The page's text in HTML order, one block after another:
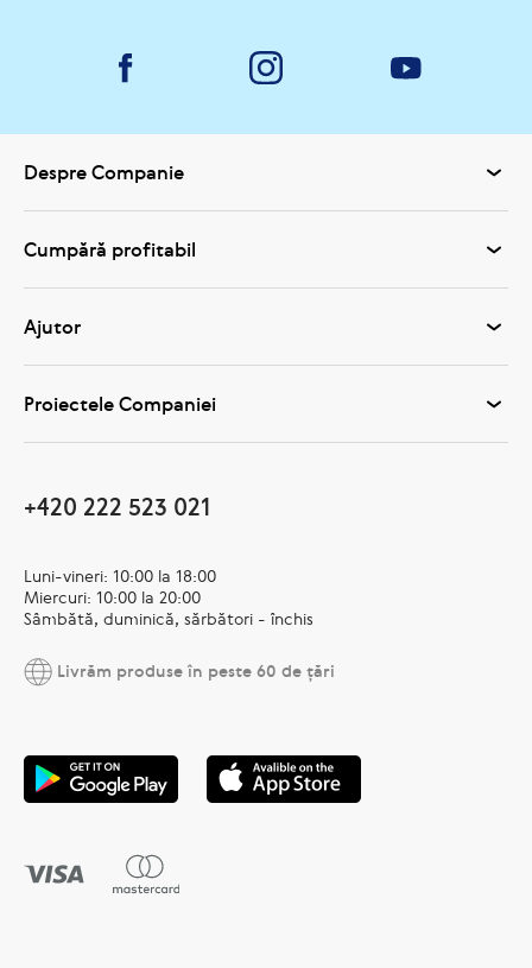
Despre Companie
Cumpără profitabil
Ajutor
Proiectele Companiei
+420 222 523 021
Luni-vineri: 10:00 la 18:00
Miercuri: 10:00 la 20:00
Sâmbătă, duminică, sărbători - închis
Livrăm produse în peste 60 de țări